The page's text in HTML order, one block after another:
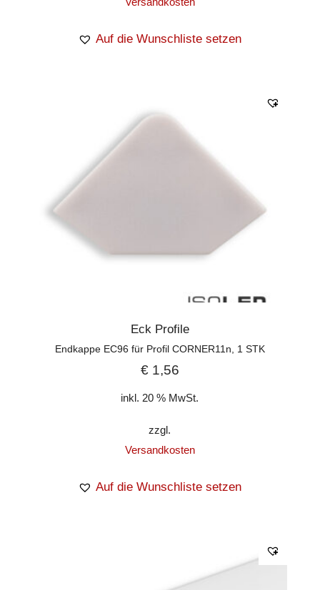
Auf die Wunschliste setzen
Eck Profile
Endkappe EC96 für Profil CORNER11n, 1 STK
€1,56
inkl. 20 % MwSt.
zzgl.
Versandkosten
Auf die Wunschliste setzen